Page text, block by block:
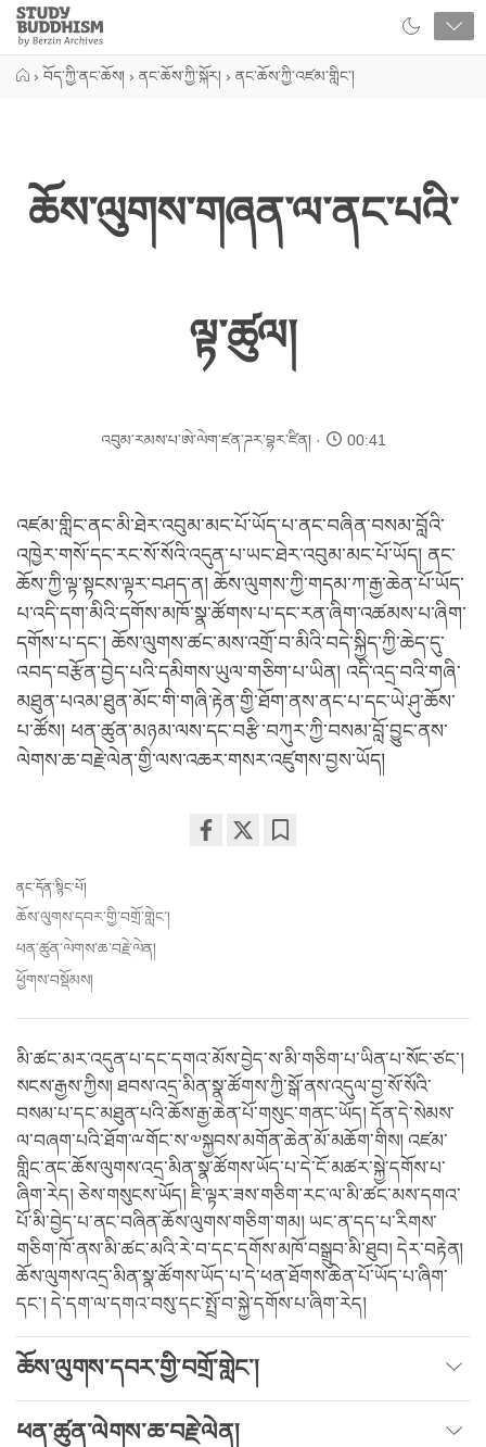
Close
Study
Buddhism
Home
› བོད་ཀྱི་ནང་ཆོས། › ནང་ཆོས་ཀྱི་སྐོར། › ནང་ཆོས་ཀྱི་འཛམ་གླིང་།
ཆོས་ལུགས་གཞན་ལ་ནང་པའི་
ལྟ་ཚུལ།
འབུམ་རམས་པ་ཨེ་ལེག་ཛན་ཌར་བྷར་ཛིན། 00:41
འཛམ་གླིང་ནང་མི་ཐེར་འབུམ་མང་པོ་ཡོད་པ་ནང་བཞིན་བསམ་བློའི་
འཁྱེར་གསོ་དང་རང་སོ་སོའི་འདུན་པ་ཡང་ཐེར་འབུམ་མང་པོ་ཡོད། ནང་
ཆོས་ཀྱི་ལྟ་སྟངས་ལྟར་བཤད་ན། ཆོས་ལུགས་ཀྱི་གདམ་ཀ་རྒྱ་ཆེན་པོ་ཡོད་
པ་འདི་དག་མིའི་དགོས་མཁོ་སྣ་ཚོགས་པ་དང་རན་ཞིག་འཚམས་པ་ཞིག་
དགོས་པ་དང་། ཆོས་ལུགས་ཚང་མས་འགྲོ་བ་མིའི་བདེ་སྐྱིད་ཀྱི་ཆེད་དུ་
འབད་བརྩོན་བྱེད་པའི་དམིགས་ཡུལ་གཅིག་པ་ཡིན། འདི་འདྲ་བའི་གཞི་
མཐུན་པའམ་ཐུན་མོང་གི་གཞི་རྟེན་གྱི་ཐོག་ནས་ནང་པ་དང་ཡེ་ཤུ་ཆོས་
པ་ཚོས། ཕན་ཚུན་མཉམ་ལས་དང་བརྩི་བཀུར་ཀྱི་བསམ་བློ་བྱུང་ནས་
ལེགས་ཆ་བརྗེ་ལེན་གྱི་ལས་འཆར་གསར་འཛུགས་བྱས་ཡོད།
ནང་དོན་སྙིང་པོ།
ཆོས་ལུགས་དབར་གྱི་བགྲོ་གླེང་།
ཕན་ཚུན་ལེགས་ཆ་བརྗེ་ལེན།
ཕྱོགས་བསྡོམས།
མི་ཚང་མར་འདུན་པ་དང་དགའ་མོས་བྱེད་ས་མི་གཅིག་པ་ཡིན་པ་སོང་ཙང་།
སངས་རྒྱས་ཀྱིས། ཐབས་འདྲ་མིན་སྣ་ཚོགས་ཀྱི་སྒོ་ནས་འདུལ་བྱ་སོ་སོའི་
བསམ་པ་དང་མཐུན་པའི་ཆོས་རྒྱ་ཆེན་པོ་གསུང་གནང་ཡོད། དོན་དེ་སེམས་
ལ་བཞག་པའི་ཐོག་ྋགོང་ས་༧སྐྱབས་མགོན་ཆེན་མོ་མཆོག་གིས། འཛམ་
གླིང་ནང་ཆོས་ལུགས་འདྲ་མིན་སྣ་ཚོགས་ཡོད་པ་དེ་ངོ་མཚར་སྐྱེ་དགོས་པ་
ཞིག་རེད། ཅེས་གསུངས་ཡོད། ཇི་ལྟར་ཟས་གཅིག་རང་ལ་མི་ཚང་མས་དགའ་
པོ་མི་བྱེད་པ་ནང་བཞིན་ཆོས་ལུགས་གཅིག་གམ། ཡང་ན་དད་པ་རིགས་
གཅིག་ཁོ་ནས་མི་ཚང་མའི་རེ་བ་དང་དགོས་མཁོ་བསྒྲུབ་མི་ཐུབ། དེར་བརྟེན།
ཆོས་ལུགས་འདྲ་མིན་སྣ་ཚོགས་ཡོད་པ་དེ་ཕན་ཐོགས་ཆེན་པོ་ཡོད་པ་ཞིག་
དང་། དེ་དག་ལ་དགའ་བསུ་དང་སྤྲོ་བ་སྐྱེ་དགོས་པ་ཞིག་རེད།
ཆོས་ལུགས་དབར་གྱི་བགྲོ་གླེང་།
ཕན་ཚུན་ལེགས་ཆ་བརྗེ་ལེན།